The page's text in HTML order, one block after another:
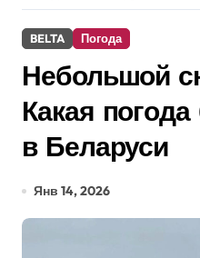
BELTA Погода
Небольшой
Какая
в Беларуси
Янв 14, 2026